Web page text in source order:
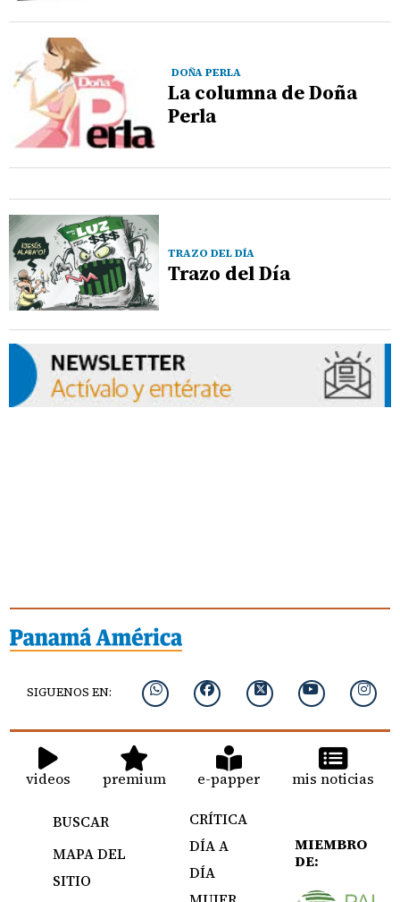
DOÑA PERLA
La columna de Doña
Perla
TRAZO DEL DÍA
Trazo del Día
SIGUENOS EN:
videos premium e-papper mis noticias
BUSCAR
MAPA DEL
SITIO
CRÍTICA
DÍA A
DÍA
MIEMBRO
DE: